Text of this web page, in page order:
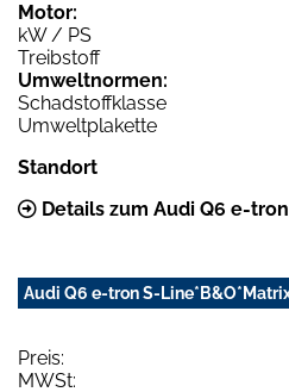
Motor:
kW / PS
Treibstoff
Umweltnormen:
Schadstoffklasse
Umweltplakette
Standort
Details zum Audi Q6 e-
Audi Q6 e-tron S-
Preis:
MWSt: